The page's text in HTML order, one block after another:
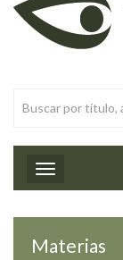
Toggle
Materias